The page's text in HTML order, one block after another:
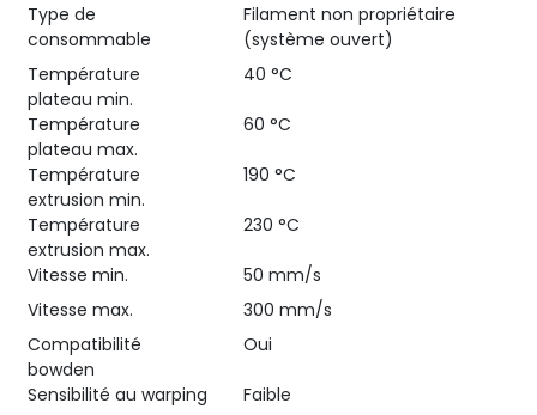
Type de
consommable
Filament non propriétaire
(système ouvert)
Température
plateau min.
40 °C
Température
plateau max.
60 °C
Température
extrusion min.
190 °C
Température
extrusion max.
230 °C
Vitesse min.
50 mm/s
Vitesse max.
300 mm/s
Compatibilité
bowden
Oui
Sensibilité au warping
Faible